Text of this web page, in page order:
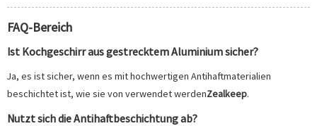
FAQ-Bereich
Ist Kochgeschirr aus gestrecktem Aluminium sicher?
Ja, es ist sicher, wenn es mit hochwertigen Antihaftmaterialien
beschichtet ist, wie sie von verwendet werdenZealkeep.
Nutzt sich die Antihaftbeschichtung ab?